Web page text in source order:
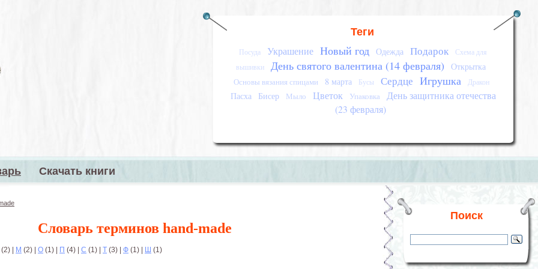
Теги
Посуда Украшение Новый год Одежда Подарок
Схема для
вышивки
День святого валентина (14 февраля) Открытка
Основы вязания спицами 8 марта Бусы Сердце Игрушка Дракон
Пасха Бисер Мыло Цветок Упаковка
День защитника отечества
(23 февраля)
Скачать книги
Словарь терминов hand-made
(2) | М (2) | О (1) | П (4) | С (1) | Т (3) | Ф (1) | Ш (1)
Поиск